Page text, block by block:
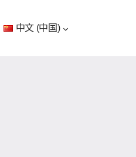
中文 (中国)